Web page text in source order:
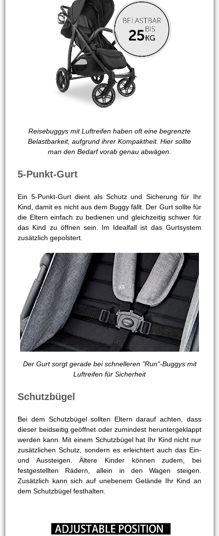
Reisebuggys mit Luftreifen haben oft eine begrenzte
Belastbarkeit, aufgrund ihrer Kompaktheit. Hier sollte
man den Bedarf vorab genau abwägen.
5-Punkt-Gurt
Ein 5-Punkt-Gurt dient als Schutz und Sicherung für Ihr
Kind, damit es nicht aus dem Buggy fällt. Der Gurt sollte für
die Eltern einfach zu bedienen und gleichzeitig schwer für
das Kind zu öffnen sein. Im Idealfall ist das Gurtsystem
zusätzlich gepolstert.
Der Gurt sorgt gerade bei schnelleren "Run"-Buggys mit
Luftreifen für Sicherheit
Schutzbügel
Bei dem Schutzbügel sollten Eltern darauf achten, dass
dieser beidseitig geöffnet oder zumindest heruntergeklappt
werden kann. Mit einem Schutzbügel hat Ihr Kind nicht nur
zusätzlichen Schutz, sondern es erleichtert auch das Ein-
und Aussteigen. Ältere Kinder können zudem, bei
festgestellten Rädern, allein in den Wagen steigen.
Zusätzlich kann sich auf unebenem Gelände Ihr Kind an
dem Schutzbügel festhalten.